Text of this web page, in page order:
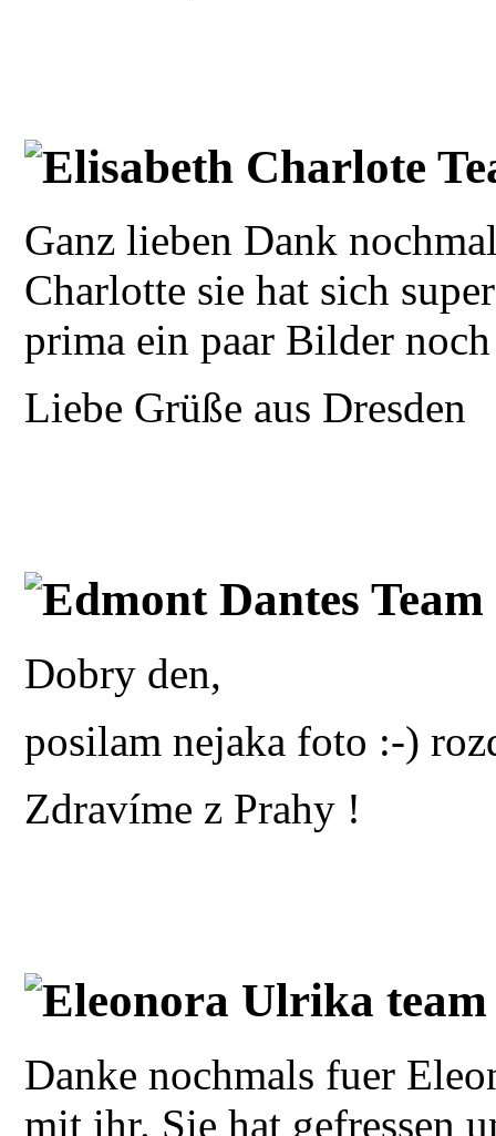
Elisabeth Charlote
Ganz lieben Dank
Charlotte sie hat sich
prima ein paar Bilder
Liebe Grüße aus Dresden
Edmont Dantes
Dobry den,
posilam nejaka foto :-)
Zdravíme z Prahy !
Eleonora Ulrika
Danke nochmals fuer
mit ihr. Sie hat gefressen